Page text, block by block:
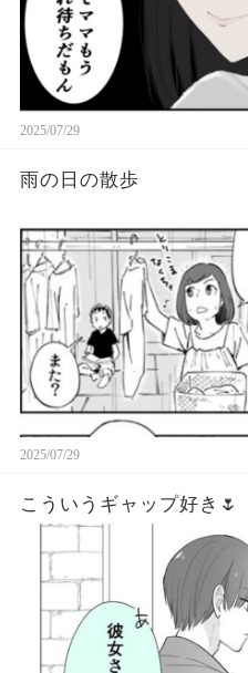
2025/07/29
雨の日の散歩
2025/07/29
こういうギャップ好き🌷